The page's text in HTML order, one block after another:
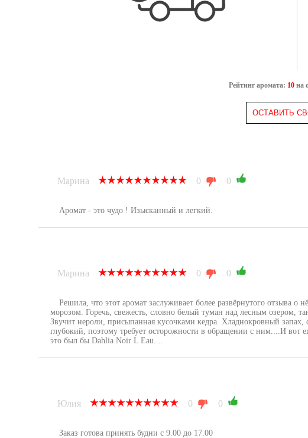
Рейтинг аромата: 10на
ОСТАВИТЬ
Марина 0 0
Аромат - это чудо ! Изысканный и легкий.
Марина 0 0
Решила, что этот аромат заслуживает более развёрнутого отзыва
морозом. Горечь, свежесть, словно белый туман над лесным озером,
Звучит нероли, присыпанная кусочками кедра. Хладнокровный
глубокий, поэтому требует осторожности в обращении с ним....И
это был бы Dahlia Noir L Eau....
Юлия 0 0
Заказ готова принять будни с 9.00 до 17.00